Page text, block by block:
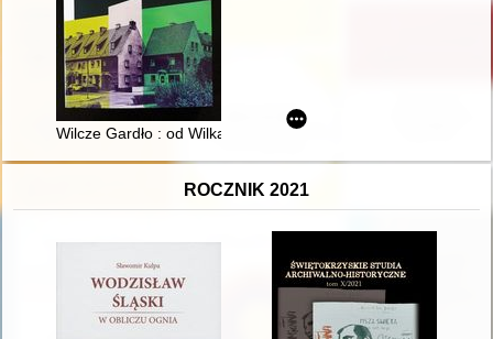
Wilcze Gardło : od Wilka do Paryżewa
ROCZNIK 2021